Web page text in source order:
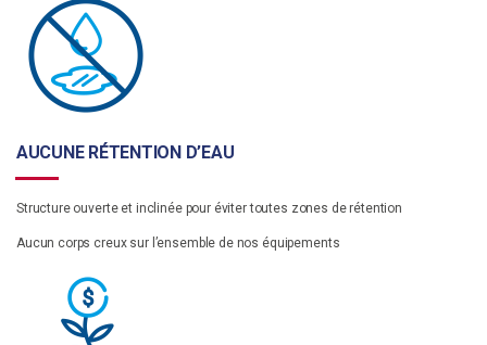
AUCUNE RÉTENTION D’EAU
Structure ouverte et inclinée pour éviter toutes zones de rétention
Aucun corps creux sur l’ensemble de nos équipements